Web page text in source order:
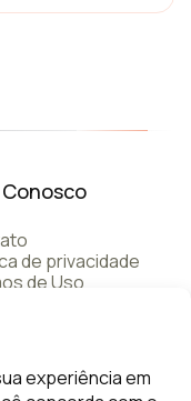
Conosco
de privacidade
de Uso